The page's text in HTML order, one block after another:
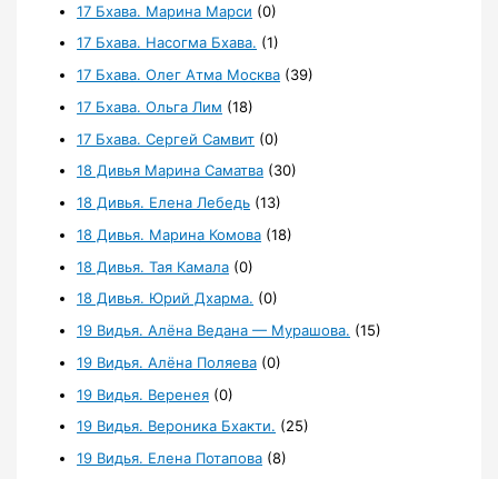
17 Бхава. Марина Марси (0)
17 Бхава. Насогма Бхава. (1)
17 Бхава. Олег Атма Москва (39)
17 Бхава. Ольга Лим (18)
17 Бхава. Сергей Самвит (0)
18 Дивья Марина Саматва (30)
18 Дивья. Елена Лебедь (13)
18 Дивья. Марина Комова (18)
18 Дивья. Тая Камала (0)
18 Дивья. Юрий Дхарма. (0)
19 Видья. Алёна Ведана — Мурашова. (15)
19 Видья. Алёна Поляева (0)
19 Видья. Веренея (0)
19 Видья. Вероника Бхакти. (25)
19 Видья. Елена Потапова (8)